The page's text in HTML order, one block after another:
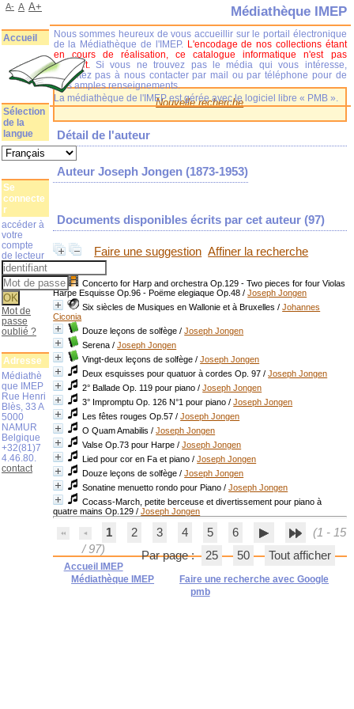
Nouvelle recherche
Détail de l'auteur
Auteur Joseph Jongen (1873-1953)
Documents disponibles écrits par cet auteur (97)
Faire une suggestion Affiner la recherche
Concerto for Harp and orchestra Op.129 - Two pieces for four Violas
Harpe Esquisse Op.96 - Poëme elegiaque Op.48 /Joseph Jongen
Six siècles de Musiques en Wallonie et à Bruxelles /Johannes
Ciconia
Douze leçons de solfège /Joseph Jongen
Serena /Joseph Jongen
Vingt-deux leçons de solfège /Joseph Jongen
Deux esquisses pour quatuor à cordes Op. 97 /Joseph Jongen
2° Ballade Op. 119 pour piano /Joseph Jongen
3° Impromptu Op. 126 N°1 pour piano /Joseph Jongen
Les fêtes rouges Op.57 /Joseph Jongen
O Quam Amabilis /Joseph Jongen
Valse Op.73 pour Harpe /Joseph Jongen
Lied pour cor en Fa et piano /Joseph Jongen
Douze leçons de solfège /Joseph Jongen
Sonatine menuetto rondo pour Piano /Joseph Jongen
Cocass-March, petite berceuse et divertissement pour piano à
quatre mains Op.129 /Joseph Jongen
1 2 3 4 5 6
(1 - 15
/ 97)
Par page : 25 50 Tout afficher
Accueil IMEP
Médiathèque IMEP
Faire une recherche avec Google
pmb
Médiathèque IMEP
Nous sommes heureux de vous accueillir sur le portail électronique
de la Médiathèque de l'IMEP. L'encodage de nos collections étant
en cours de réalisation, ce catalogue informatique n'est pas
complet.
Si vous ne trouvez pas le média qui vous intéresse,
n'hésitez pas à nous contacter par mail ou par téléphone pour de
plus amples renseignements.
La médiathèque de l'IMEP est gérée avec le logiciel libre « PMB ».
A- A A+
Accueil
Sélection
de la
langue
Se
connecte
r
accéder à
votre
compte
de lecteur
Mot de
passe
oublié ?
Adresse
Médiathè
que IMEP
Rue Henri
Blès, 33 A
5000
NAMUR
Belgique
+32(81)7
4.46.80.
contact